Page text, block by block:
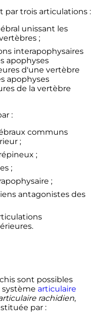
par trois articulations :
unissant les
;
interapophysaires
apophyses
d'une vertèbre
apophyses
de la vertèbre
:
communs
;
;
;
;
antagonistes des
sont possibles
système articulaire
rachidien,
par :